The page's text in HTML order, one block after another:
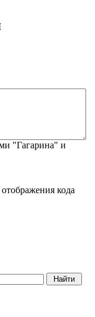
"Гагарина" и